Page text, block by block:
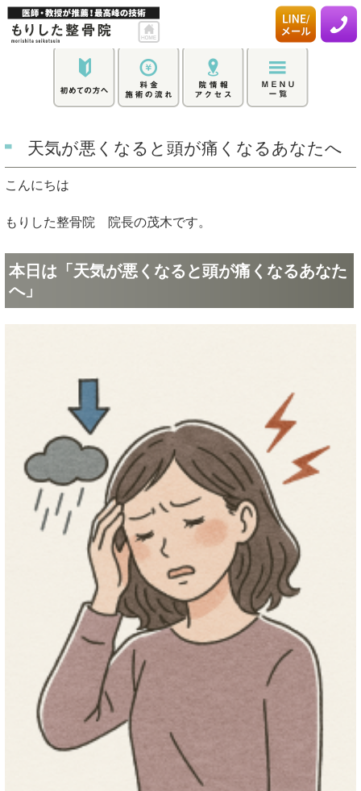
天気が悪くなると頭が痛くなるあなたへ
こんにちは
もりした整骨院 院長の茂木です。
本日は「天気が悪くなると頭が痛くなるあなた
へ」